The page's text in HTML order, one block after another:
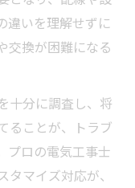
事現場の工夫
気工事技術
トホーム生活
トホーム電気
の最新事例
設計のコツ
違いを理解せずに
交換が困難になる
十分に調査し、将
ることが、トラブ
プロの電気工事士
マイズ対応が、